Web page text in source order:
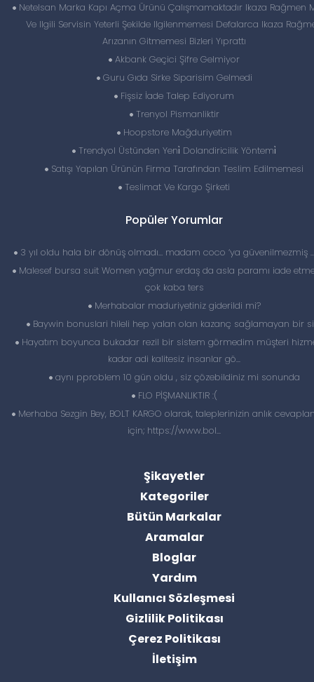
Netelsan Marka Kapı Açma Ürünü Çalışmamaktadır Ikaza Rağmen
Ve Ilgili Servisin Yeterli Şekilde Ilgilenmemesi Defalarca Ikaza
Arızanın Gitmemesi Bizleri Yıprattı
Akbank Geçici Şifre Gelmiyor
Guru Gıda Sirke Siparisim Gelmedi
Fişsiz İade Talep Ediyorum
Trenyol Pismanliktir
Hoopstore Mağduriyetim
Trendyol Üstünden Yeni̇ Dolandiricilik Yöntemi̇
Satışı Yapılan Ürünün Firma Tarafından Teslim Edilmemesi
Teslimat Ve Kargo Şirketi
Popüler Yorumlar
3 yıl oldu hala bir dönüş olmadı… madam coco ‘ya güvenilmezmiş
Malesef bursa suit Women yağmur erdaş da asla paramı iade
çok kaba ters
Merhabalar maduriyetiniz giderildi mi?
Baywin bonuslari hileli hep yalan olan kazanç sağlamayan bir
Hayatım boyunca bukadar rezil bir sistem görmedim müşteri
kadar adi kalitesiz insanlar gö...
aynı pproblem 10 gün oldu , siz çözebildiniz mi sonunda
FLO PİŞMANLIKTIR :(
Merhaba Sezgin Bey, BOLT KARGO olarak, taleplerinizin anlık
için; https://www.bol...
Şikayetler
Kategoriler
Bütün Markalar
Aramalar
Bloglar
Yardım
Kullanıcı Sözleşmesi
Gizlilik Politikası
Çerez Politikası
İletişim